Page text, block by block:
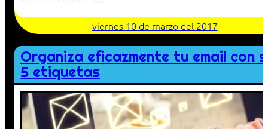
viernes 10 de marzo del 2017
Organiza eficazmente tu email con
5 etiquetas